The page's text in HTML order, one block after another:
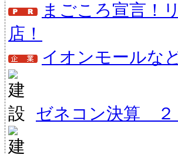
まごころ宣言！
店！
イオンモールな
ゼネコン決算 ２